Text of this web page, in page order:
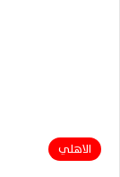
الاهلي